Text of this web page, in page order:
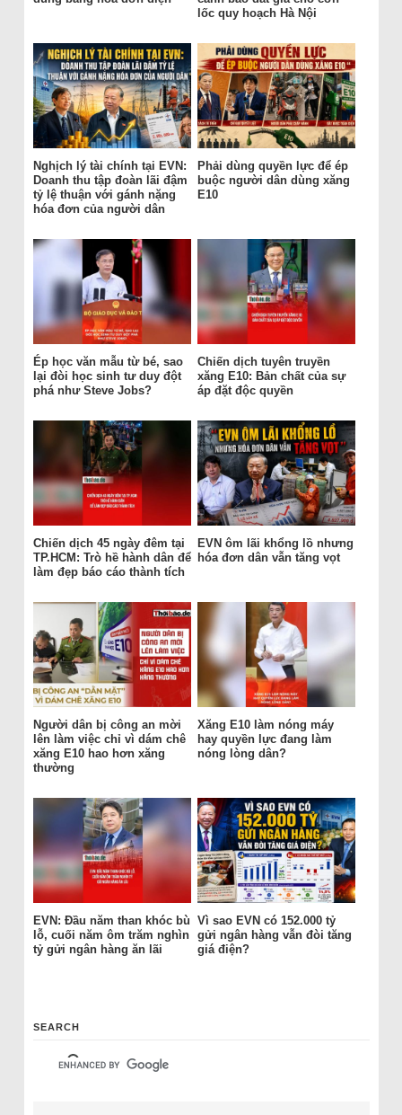
lốc quy hoạch Hà Nội
Nghịch lý tài chính tại EVN:
Doanh thu tập đoàn lãi đậm
tỷ lệ thuận với gánh nặng
hóa đơn của người dân
Phải dùng quyền lực để ép
buộc người dân dùng xăng
E10
Ép học văn mẫu từ bé, sao
lại đòi học sinh tư duy đột
phá như Steve Jobs?
Chiến dịch tuyên truyền
xăng E10: Bản chất của sự
áp đặt độc quyền
Chiến dịch 45 ngày đêm tại
TP.HCM: Trò hề hành dân để
làm đẹp báo cáo thành tích
EVN ôm lãi khổng lồ nhưng
hóa đơn dân vẫn tăng vọt
Người dân bị công an mời
lên làm việc chỉ vì dám chê
xăng E10 hao hơn xăng
thường
Xăng E10 làm nóng máy
hay quyền lực đang làm
nóng lòng dân?
EVN: Đầu năm than khóc bù
lỗ, cuối năm ôm trăm nghìn
tỷ gửi ngân hàng ăn lãi
Vì sao EVN có 152.000 tỷ
gửi ngân hàng vẫn đòi tăng
giá điện?
SEARCH